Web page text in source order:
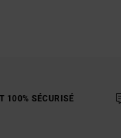
100% SÉCURISÉ